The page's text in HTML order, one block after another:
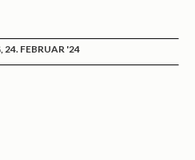
24. FEBRUAR '24